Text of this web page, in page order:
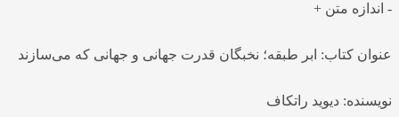
- اندازه متن +
عنوان کتاب: ابر طبقه؛ نخبگان قدرت جهانی و جهانی که می‌سازند
نویسنده: دیوید راتکاف